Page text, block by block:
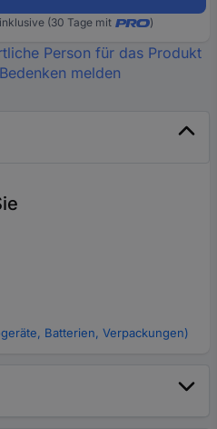
(30 Tage mit )
Person für das Produkt
melden
Batterien, Verpackungen)